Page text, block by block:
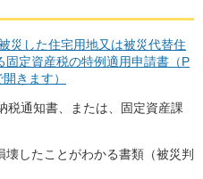
災した住宅用地又は被災代替住
定資産税の特例適用申請書（P
きます）
税通知書、または、固定資産課
したことがわかる書類（被災判